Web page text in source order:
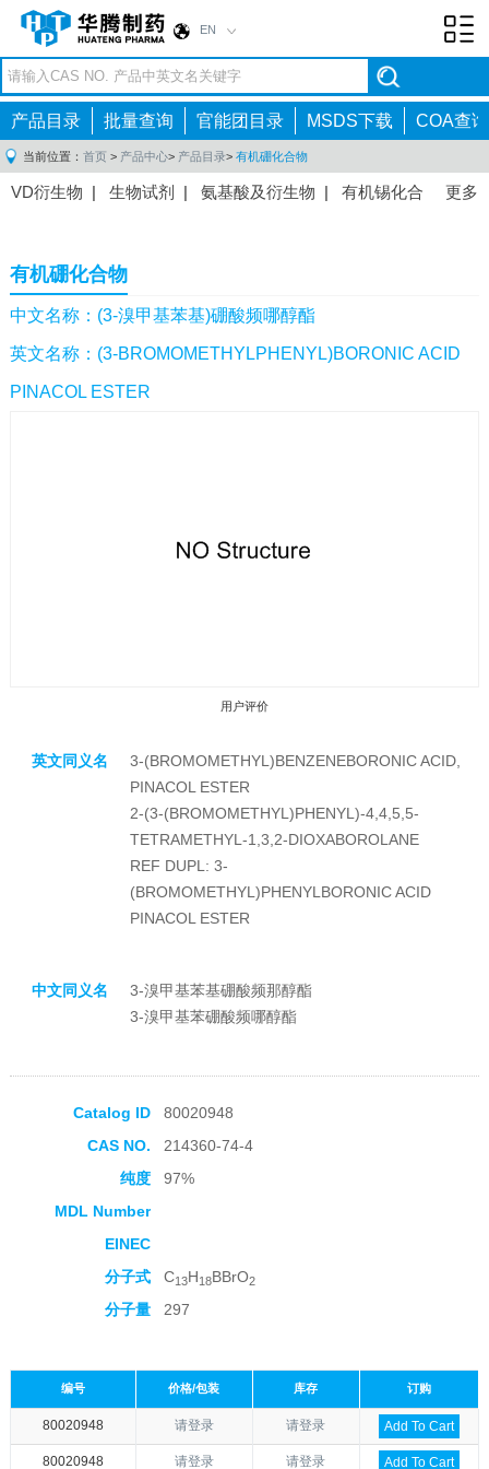
EN
产品目录 批量查询 官能团目录 MSDS下载 COA查询
当前位置： 首页 > 产品中心> 产品目录> 有机硼化合物
更多
VD衍生物 | 生物试剂 | 氨基酸及衍生物 | 有机锡化合
间体|抗高血压药物中间体
感染药物中间体|
体 |抗精神病药物中间体|抗炎药物中间体
药中间体|其他原料药中间体|
有机硼化合物
中文名称：(3-溴甲基苯基)硼酸频哪醇酯
英文名称：(3-BROMOMETHYLPHENYL)BORONIC ACID
PINACOL ESTER
用户评价
收藏产品
英文同义名
3-(BROMOMETHYL)BENZENEBORONIC ACID,
PINACOL ESTER
2-(3-(BROMOMETHYL)PHENYL)-4,4,5,5-
TETRAMETHYL-1,3,2-DIOXABOROLANE
REF DUPL: 3-
(BROMOMETHYL)PHENYLBORONIC ACID
PINACOL ESTER
中文同义名
3-溴甲基苯基硼酸频那醇酯
3-溴甲基苯硼酸频哪醇酯
Catalog ID
80020948
CAS NO.
214360-74-4
纯度
97%
MDL Number
EINEC
分子式
C13H18BBrO2
分子量 297
编号 价格/包装 库存 订购
80020948 请登录 请登录 Add To Cart
80020948 请登录 请登录 Add To Cart